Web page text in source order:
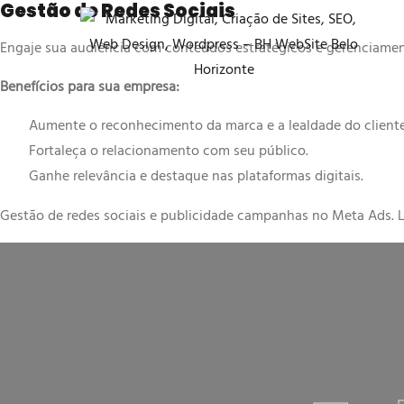
Gestão de Redes Sociais
Engaje sua audiência com conteúdos estratégicos e
Benefícios para sua empresa:
Aumente o reconhecimento da marca e a lealdade do
Fortaleça o relacionamento com seu público.
Ganhe relevância e destaque nas plataformas digitais.
Gestão de redes sociais e publicidade campanhas no Meta